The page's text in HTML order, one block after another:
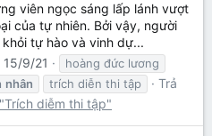
viên ngọc sáng lấp lánh vượt
của tự nhiên. Bởi vậy, người
tự hào và vinh dự...
15/9/21
hoàng đức lương
nhân trích diễn thi tập
Trả
diễm thi tập"